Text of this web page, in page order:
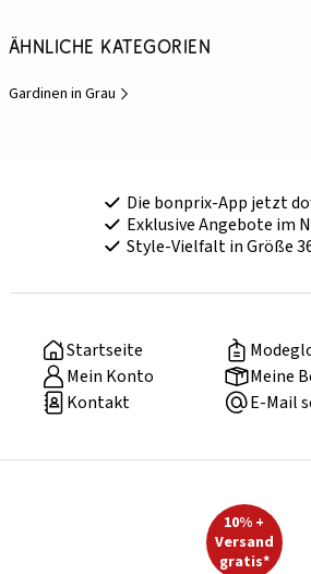
Ähnliche Kategorien
Gardinen in Grau
Die bonprix-App jetzt
Exklusive Angebote im
Style-Vielfalt in Größe
Startseite
Mein Konto
Meine
Kontakt
E-Mail
10% +
Versand
gratis*